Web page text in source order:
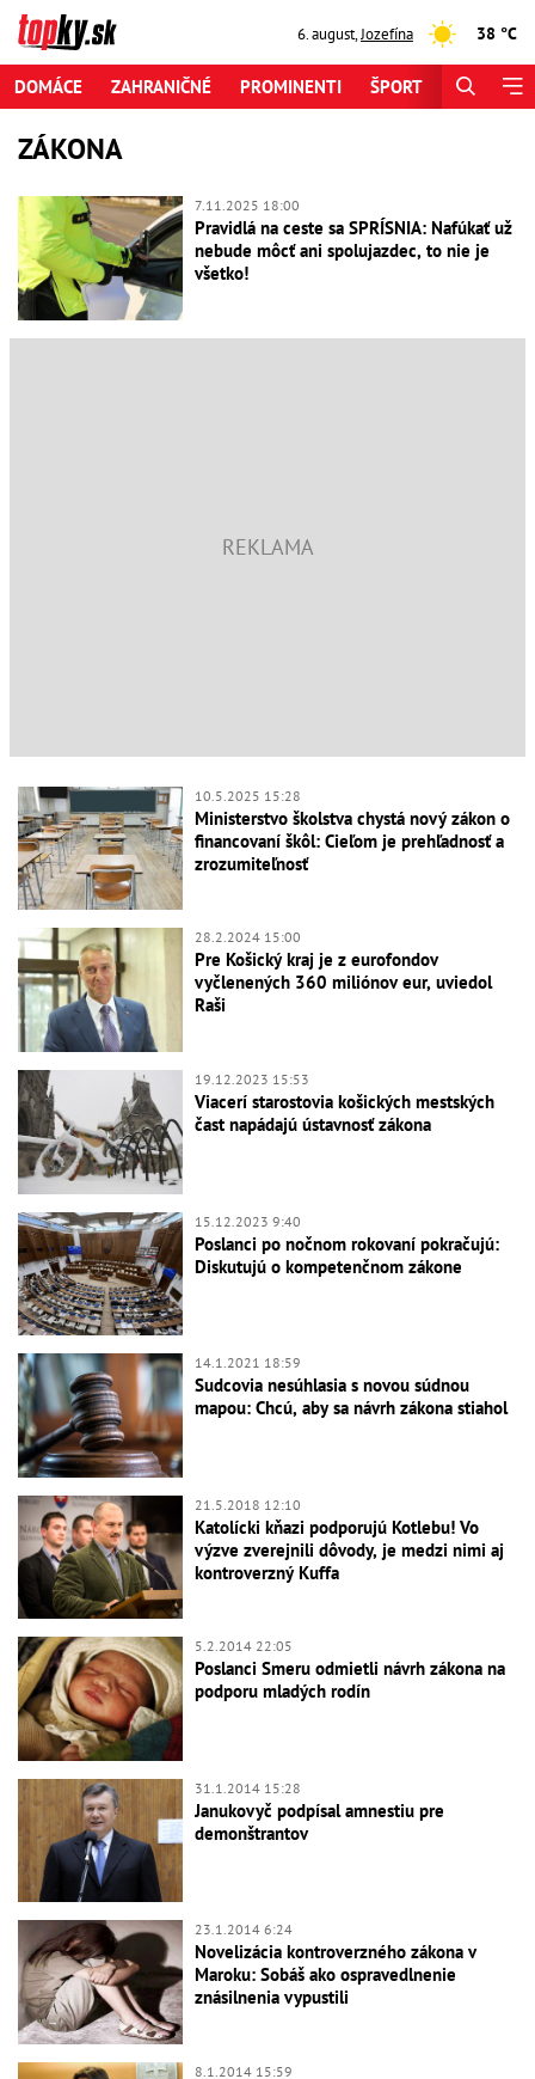
6. august,Jozefína 38 °C
DOMÁCE ZAHRANIČNÉ PROMINENTI ŠPORT
ZÁKONA
7.11.2025 18:00
Pravidlá na ceste sa SPRÍSNIA: Nafúkať už
nebude môcť ani spolujazdec, to nie je
všetko!
10.5.2025 15:28
Ministerstvo školstva chystá nový zákon o
financovaní škôl: Cieľom je prehľadnosť a
zrozumiteľnosť
28.2.2024 15:00
Pre Košický kraj je z eurofondov
vyčlenených 360 miliónov eur, uviedol
Raši
19.12.2023 15:53
Viacerí starostovia košických mestských
čast napádajú ústavnosť zákona
15.12.2023 9:40
Poslanci po nočnom rokovaní pokračujú:
Diskutujú o kompetenčnom zákone
14.1.2021 18:59
Sudcovia nesúhlasia s novou súdnou
mapou: Chcú, aby sa návrh zákona stiahol
21.5.2018 12:10
Katolícki kňazi podporujú Kotlebu! Vo
výzve zverejnili dôvody, je medzi nimi aj
kontroverzný Kuffa
5.2.2014 22:05
Poslanci Smeru odmietli návrh zákona na
podporu mladých rodín
31.1.2014 15:28
Janukovyč podpísal amnestiu pre
demonštrantov
23.1.2014 6:24
Novelizácia kontroverzného zákona v
Maroku: Sobáš ako ospravedlnenie
znásilnenia vypustili
8.1.2014 15:59